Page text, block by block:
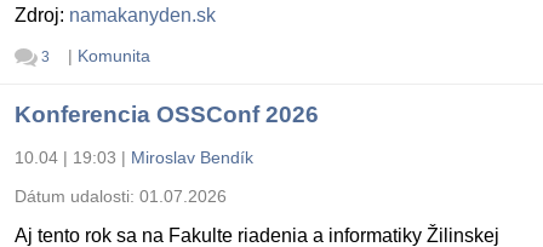
Zdroj: namakanyden.sk
3 | Komunita
Konferencia OSSConf 2026
10.04 | 19:03 | Miroslav Bendík
Dátum udalosti: 01.07.2026
Aj tento rok sa na Fakulte riadenia a informatiky Žilinskej